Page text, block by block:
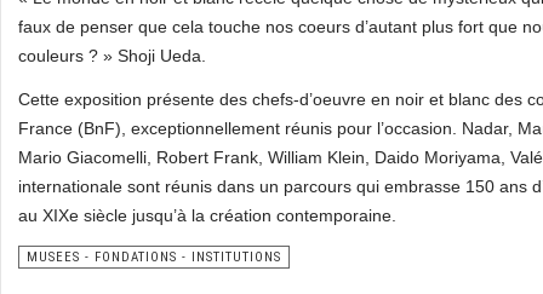
faux de penser que cela touche nos coeurs d’autant plus fort que
couleurs ? » Shoji Ueda.
Cette exposition présente des chefs-d’oeuvre en noir et blanc des
France (BnF), exceptionnellement réunis pour l’occasion. Nadar,
Mario Giacomelli, Robert Frank, William Klein, Daido Moriyama,
internationale sont réunis dans un parcours qui embrasse 150 ans
au XIXe siècle jusqu’à la création contemporaine.
MUSEES - FONDATIONS - INSTITUTIONS